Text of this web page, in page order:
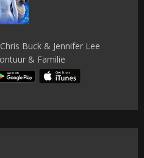
Buck & Jennifer Lee
& Familie